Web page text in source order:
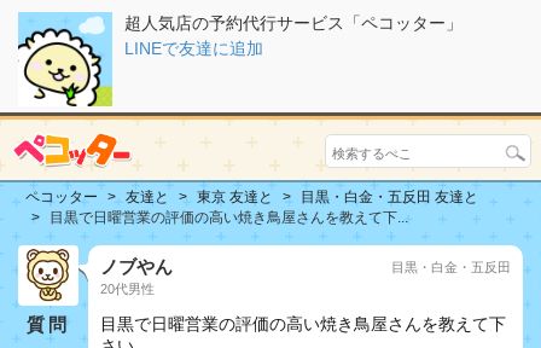
超人気店の予約代行サービス「ペコッター」
LINEで友達に追加
ペコッター 友達と 東京 友達と
目黒・白金・五反田 友達と
目黒で日曜営業の評価の高い焼き鳥屋さんを教えて下...
質問
ノブやん
20代男性
目黒・白金・五反田
目黒で日曜営業の評価の高い焼き鳥屋さんを教えて下